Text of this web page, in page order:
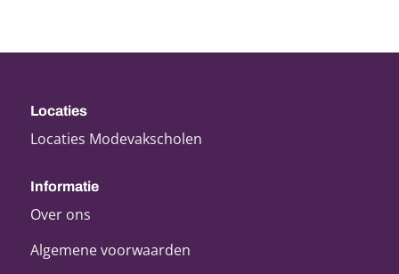
Locaties
Locaties Modevakscholen
Informatie
Over ons
Algemene voorwaarden